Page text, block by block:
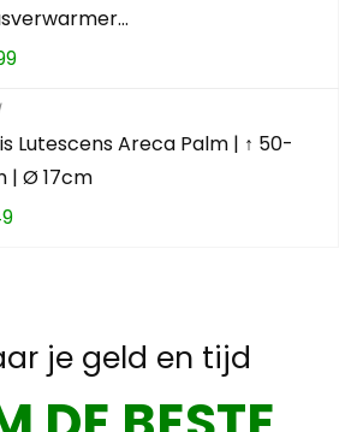
Lutescens Areca Palm | ↑ 50-
| Ø 17cm
je geld en tijd